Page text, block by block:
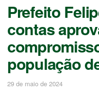
Prefeito
contas
população
29 de maio de 2024